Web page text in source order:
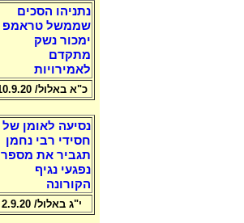
נתניהו הסכים
שממשל טראמפ
ימכור נשק
מתקדם
לאמירויות
כ"א באלול/ 10.9.20
נסיעה לאומן של
חסידי רבי נחמן
תגביר את מספר
נפגעי נגיף
הקורונה
י"ג באלול/ 2.9.20